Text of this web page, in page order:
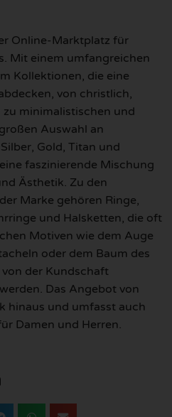
Online-Marktplatz für
Mit einem umfangreichen
Kollektionen, die eine
von christlich,
minimalistischen und
Auswahl an
Gold, Titan und
faszinierende Mischung
Ästhetik. Zu den
Marke gehören Ringe,
und Halsketten, die oft
Motiven wie dem Auge
oder dem Baum des
von der Kundschaft
Das Angebot von
hinaus und umfasst auch
Damen und Herren.